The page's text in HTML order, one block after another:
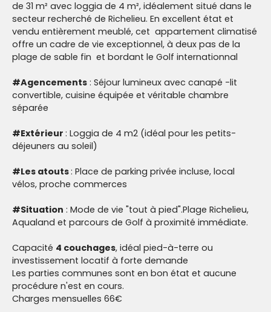
de 31 m² avec loggia de 4 m², idéalement situé dans le
secteur recherché de Richelieu. En excellent état et
vendu entièrement meublé, cet appartement climatisé
offre un cadre de vie exceptionnel, à deux pas de la
plage de sable fin et bordant le Golf internationnal
#Agencements : Séjour lumineux avec canapé -lit
convertible, cuisine équipée et véritable chambre
séparée
#Extérieur : Loggia de 4 m2 (idéal pour les petits-
déjeuners au soleil)
#Les atouts: Place de parking privée incluse, local
vélos, proche commerces
#Situation : Mode de vie "tout à pied".Plage Richelieu,
Aqualand et parcours de Golf à proximité immédiate.
Capacité 4 couchages, idéal pied-à-terre ou
investissement locatif à forte demande
Les parties communes sont en bon état et aucune
procédure n'est en cours.
Charges mensuelles 66€